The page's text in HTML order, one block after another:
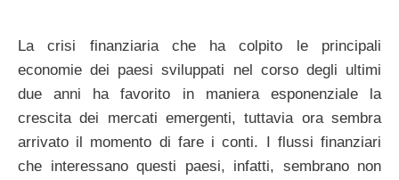
La crisi finanziaria che ha colpito le principali
economie dei paesi sviluppati nel corso degli ultimi
due anni ha favorito in maniera esponenziale la
crescita dei mercati emergenti, tuttavia ora sembra
arrivato il momento di fare i conti. I flussi finanziari
che interessano questi paesi, infatti, sembrano non